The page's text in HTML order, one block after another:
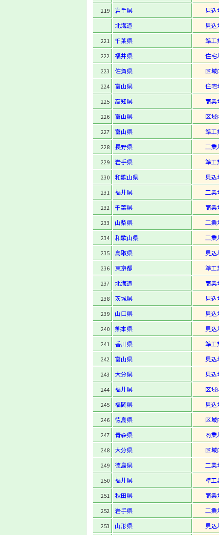
219 岩手県
見込
北海道
見込
221 千葉県 準工
222 福井県 住宅
223 佐賀県 区域
224 富山県 住宅
225 高知県 商業
226 富山県 区域
227 富山県 準工
228 長野県 工業
229 岩手県 準工
230 和歌山県 見込
231 福井県 工業
232 千葉県 商業
233 山梨県 工業
234 和歌山県 工業
235 鳥取県 見込
236 東京都 準工
237 北海道 商業
238 茨城県 見込
239 山口県 見込
240 熊本県 見込
241 香川県 準工
242 富山県 見込
243 大分県 見込
244 福井県 区域
245 福岡県 見込
246 徳島県 区域
247 青森県 商業
248 大分県 区域
249 徳島県 工業
250 福井県 準工
251 秋田県 商業
252 岩手県 工業
253 山形県 見込